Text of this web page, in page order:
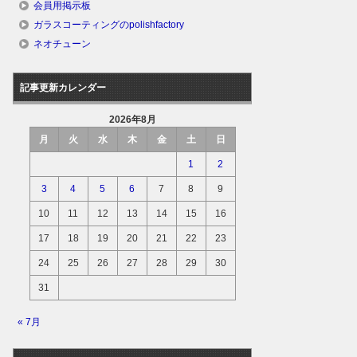
会員用掲示板
ガラスコーティングのpolishfactory
ネオチューン
記事更新カレンダー
2026年8月
月
火 水 木 金 土 日
1 2
3 4 5 6 7 8 9
10 11 12 13 14 15 16
17 18 19 20 21 22 23
24 25 26 27 28 29 30
31
« 7月